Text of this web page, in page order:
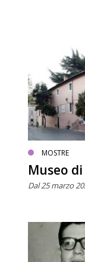
MOSTRE
Museo
Dal 25 marzo